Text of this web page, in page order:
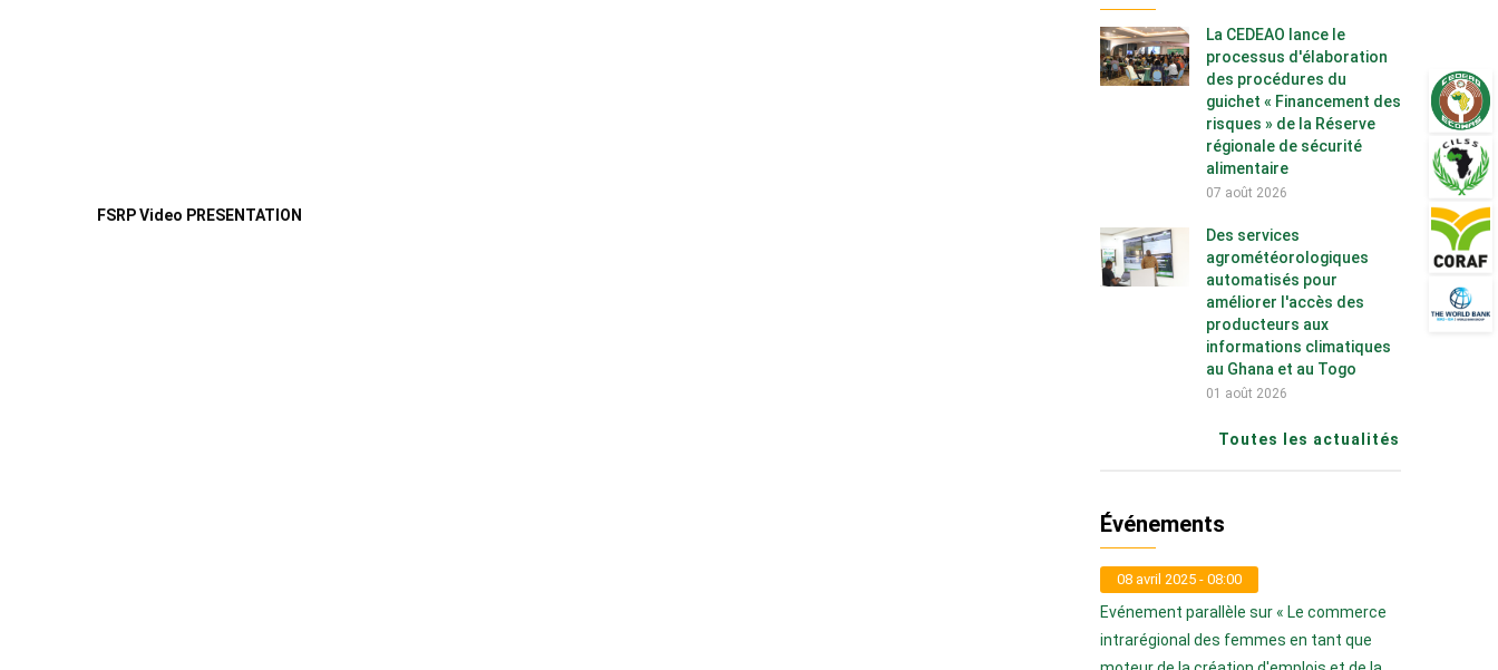
FSRP Video PRESENTATION
La CEDEAO lance le
processus d'élaboration
des procédures du
guichet « Financement des
risques » de la Réserve
régionale de sécurité
alimentaire
07 août 2026
Des services
agrométéorologiques
automatisés pour
améliorer l'accès des
producteurs aux
informations climatiques
au Ghana et au Togo
01 août 2026
Toutes les actualités
Événements
08 avril 2025 - 08:00
Evénement parallèle sur « Le commerce
intrarégional des femmes en tant que